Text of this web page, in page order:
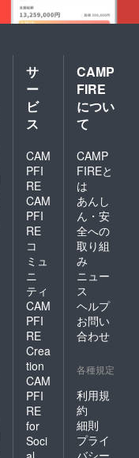
サ
ー
ビ
ス
CAM
PFI
RE
CAM
PFI
RE
コ
ミュ
ニ
ティ
CAM
PFI
RE
Crea
tion
CAM
PFI
RE
for
Soci
CAMP
FIRE
につい
て
CAMP
FIREと
は
あんし
ん・安
全への
取り組
み
ニュー
ス
ヘルプ
お問い
合わせ
各種規定
利用規
約
細則
プライ
バシー